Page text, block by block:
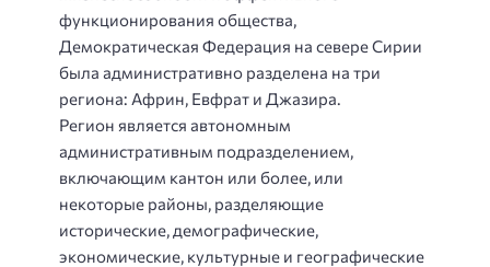
функционирования общества,
Демократическая Федерация на севере Сирии
была административно разделена на три
региона: Африн, Евфрат и Джазира.
Регион является автономным
административным подразделением,
включающим кантон или более, или
некоторые районы, разделяющие
исторические, демографические,
экономические, культурные и географические